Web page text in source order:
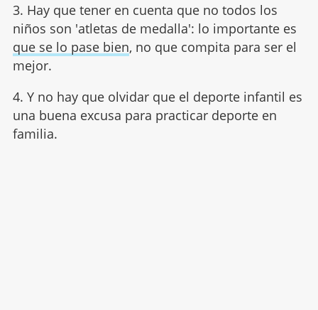
3. Hay que tener en cuenta que no todos los
niños son 'atletas de medalla': lo importante es
que se lo pase bien, no que compita para ser el
mejor.
4. Y no hay que olvidar que el deporte infantil es
una buena excusa para practicar deporte en
familia.